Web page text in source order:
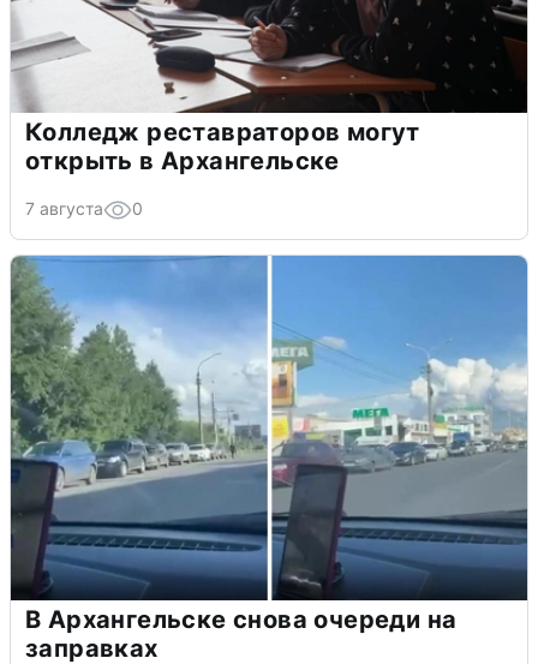
Колледж реставраторов могут
открыть в Архангельске
7 августа 0
В Архангельске снова очереди на
заправках